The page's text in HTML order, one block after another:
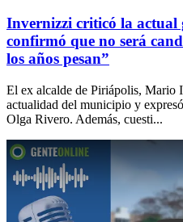
Invernizzi criticó la actual
confirmó que no será
los años pesan”
El ex alcalde de Piriápolis, Mario
actualidad del municipio y
Olga Rivero. Además, cuesti...